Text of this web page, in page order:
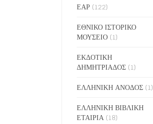
ΕΑΡ (122)
ΕΘΝΙΚΟ ΙΣΤΟΡΙΚΟ
ΜΟΥΣΕΙΟ (1)
ΕΚΔΟΤΙΚΗ
ΔΗΜΗΤΡΙΑΔΟΣ (1)
ΕΛΛΗΝΙΚΗ ΑΝΟΔΟΣ (1)
ΕΛΛΗΝΙΚΗ ΒΙΒΛΙΚΗ
ΕΤΑΙΡΙΑ (18)